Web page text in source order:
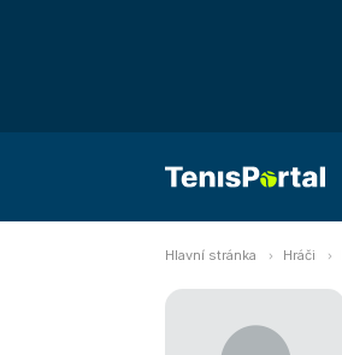
Hlavní stránka Hráči